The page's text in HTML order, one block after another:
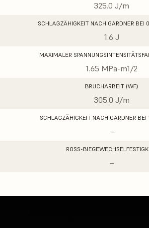
325.0 J/m
SCHLAGZÄHIGKEIT NACH GARDNER BEI
1.6 J
MAXIMALER
1.65 MPa-m1/2
BRUCHARBEIT (WF)
305.0 J/m
SCHLAGZÄHIGKEIT NACH GARDNER BEI
–
ROSS-
–